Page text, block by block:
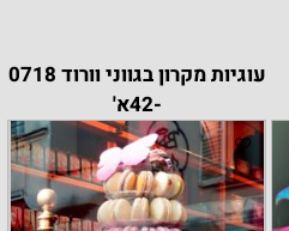
עוגיות מקרון בגווני וורוד 0718
-42א'